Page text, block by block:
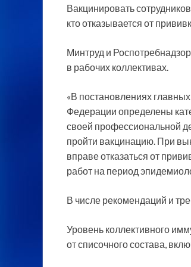
Вакцинировать
кто отказывается от
Минтруд и
в рабочих коллективах.
«В постановлениях
Федерации определены
своей профессиональной
пройти вакцинацию. При
вправе отказаться от
работ на период
В числе рекомендаций и
Уровень коллективного
от списочного состава,